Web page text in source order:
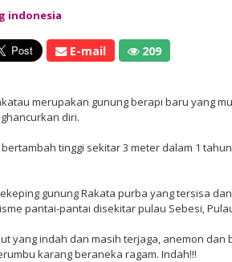
indonesia
E-mail 209
merupakan gunung berapi baru yang
diri.
tinggi sekitar 3 meter dalam 1
gunung Rakata purba yang tersisa
pantai-pantai disekitar pulau Sebesi,
yang indah dan masih terjaga, anemon
karang beraneka ragam. Indah!!!